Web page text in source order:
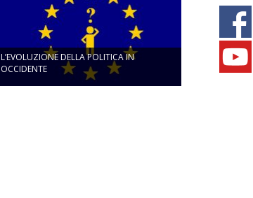
L’EVOLUZIONE DELLA POLITICA IN
OCCIDENTE